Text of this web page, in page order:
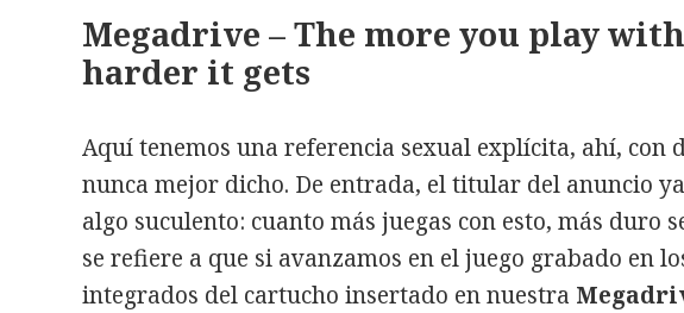
Megadrive – The more you play
harder it gets
Aquí tenemos una referencia sexual explícita, ahí, con
nunca mejor dicho. De entrada, el titular del anuncio
algo suculento: cuanto más juegas con esto, más duro
se refiere a que si avanzamos en el juego grabado en
integrados del cartucho insertado en nuestra